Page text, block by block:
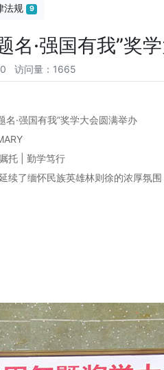
法规 9
·强国有我”奖
访问量：1665
·强国有我”奖学大会圆满举办
托 | 勤学笃行
了缅怀民族英雄林则徐的浓厚氛